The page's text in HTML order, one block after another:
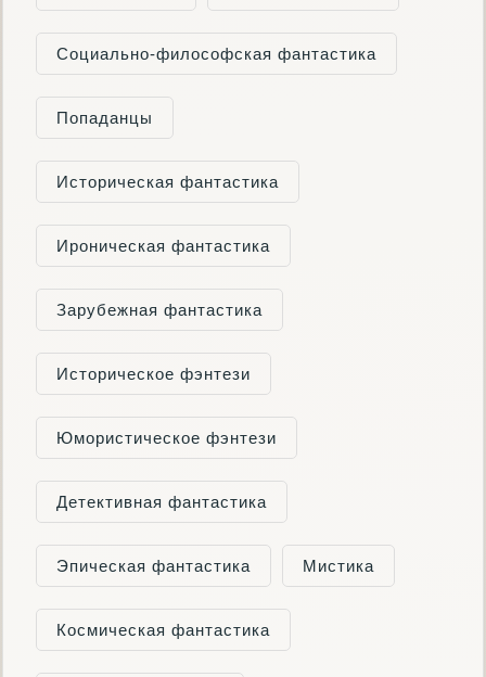
Социально-философская фантастика
Попаданцы
Историческая фантастика
Ироническая фантастика
Зарубежная фантастика
Историческое фэнтези
Юмористическое фэнтези
Детективная фантастика
Эпическая фантастика Мистика
Космическая фантастика